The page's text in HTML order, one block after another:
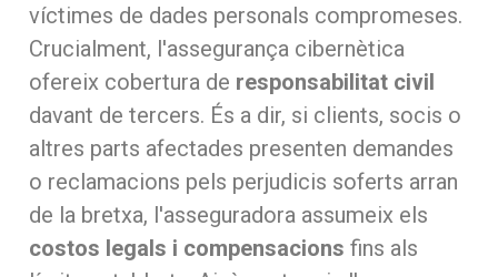
víctimes de dades personals compromeses.
Crucialment, l'assegurança cibernètica
ofereix cobertura de responsabilitat civil
davant de tercers. És a dir, si clients, socis o
altres parts afectades presenten demandes
o reclamacions pels perjudicis soferts arran
de la bretxa, l'asseguradora assumeix els
costos legals i compensacions fins als